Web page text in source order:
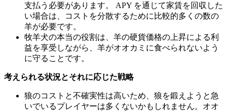
支払う必要があります。 APY を通じて家賃を回収した
い場合は、コストを分散するために比較的多くの数の
羊が必要です。
牧羊犬の本当の役割は、羊の硬貨価格の上昇による利
益を享受しながら、羊がオオカミに食べられないよう
に守ることです。
考えられる状況とそれに応じた戦略
狼のコストと不確実性は高いため、狼を鍛えようと急
いでいるプレイヤーは多くないかもしれません。オオ